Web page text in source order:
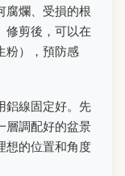
腐爛、受損的根
修剪後，可以在
粉），預防感
鋁線固定好。先
層調配好的盆景
想的位置和角度